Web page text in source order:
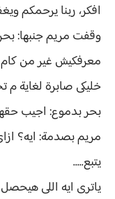
افكر، ربنا يرحمكم
وقفت مريم جنبها:
معرفكيش غير من
خليكى صابرة لغاية م
بحر بدموع: اجيب
مريم بصدمة: ايه؟
يتبع.....
ياترى ايه اللى